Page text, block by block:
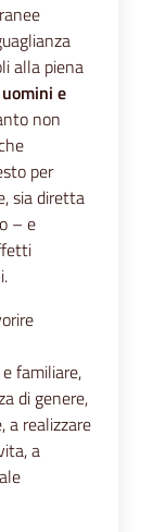
alla piena
e
non
per
sia diretta
– e
familiare,
di genere,
a realizzare
a